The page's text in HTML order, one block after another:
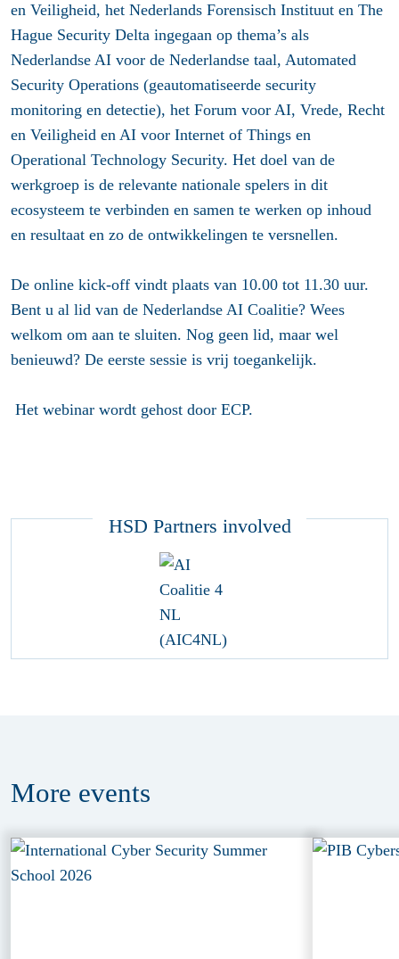
en Veiligheid, het Nederlands Forensisch Instituut en The
Hague Security Delta ingegaan op thema’s als
Nederlandse AI voor de Nederlandse taal, Automated
Security Operations (geautomatiseerde security
monitoring en detectie), het Forum voor AI, Vrede, Recht
en Veiligheid en AI voor Internet of Things en
Operational Technology Security. Het doel van de
werkgroep is de relevante nationale spelers in dit
ecosysteem te verbinden en samen te werken op inhoud
en resultaat en zo de ontwikkelingen te versnellen.
De online kick-off vindt plaats van 10.00 tot 11.30 uur.
Bent u al lid van de Nederlandse AI Coalitie? Wees
welkom om aan te sluiten. Nog geen lid, maar wel
benieuwd? De eerste sessie is vrij toegankelijk.
Het webinar wordt gehost door ECP.
HSD Partners involved
More events